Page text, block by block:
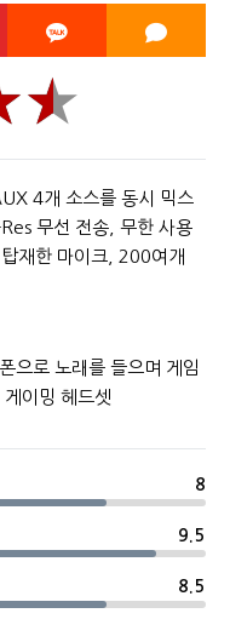
4개 소스를 동시 믹스
무선 전송, 무한 사용
재한 마이크, 200여개
으로 노래를 들으며 게임
이밍 헤드셋
8
9.5
8.5